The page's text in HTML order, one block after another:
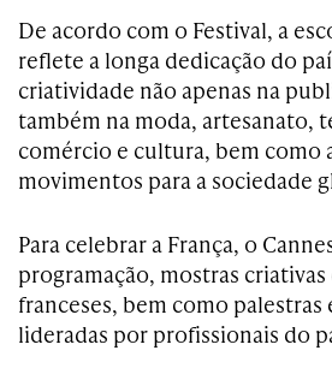
De acordo com o Festival, a
reflete a longa dedicação do
criatividade não apenas na
também na moda, artesanato,
comércio e cultura, bem como
movimentos para a sociedade
Para celebrar a França, o
programação, mostras
franceses, bem como palestras
lideradas por profissionais do